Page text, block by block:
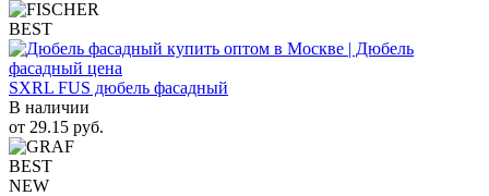
BEST
SXRL FUS дюбель фасадный
В наличии
от 29.15 руб.
BEST
NEW